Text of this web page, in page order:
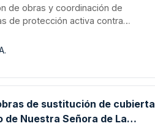
de obras y coordinación de
de protección activa contra
de la Calzada. Los
de proyectos básico
de sustitución de cubierta
Nuestra Señora de La